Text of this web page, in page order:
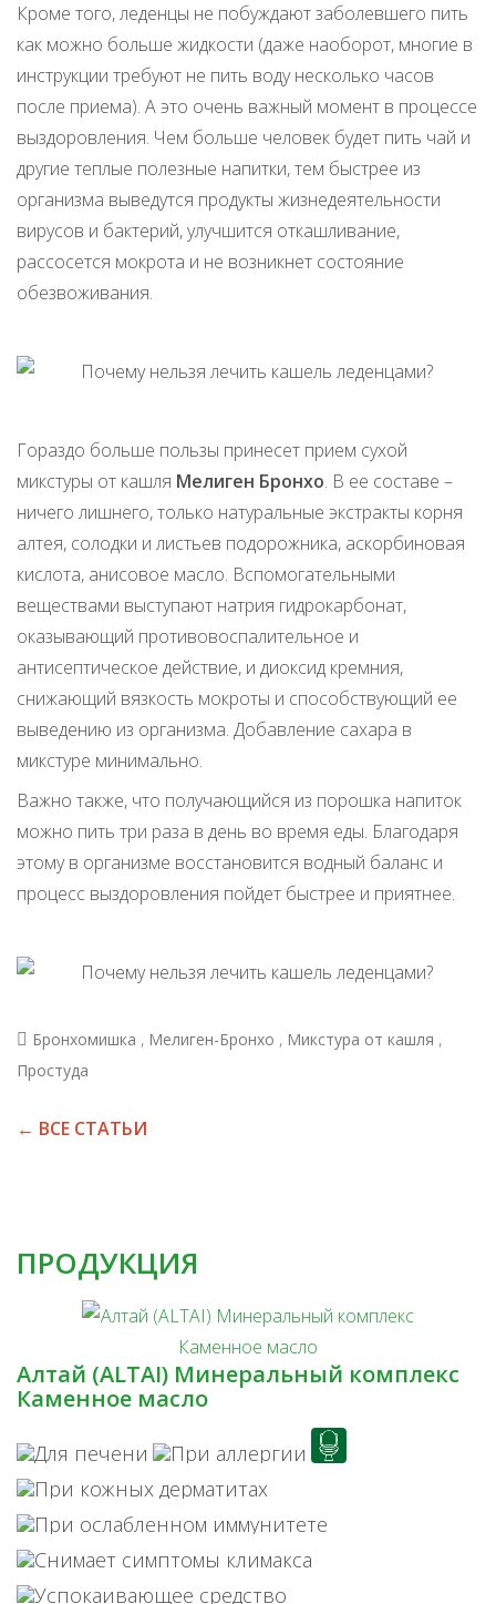
Кроме того, леденцы не побуждают заболевшего пить
как можно больше жидкости (даже наоборот, многие в
инструкции требуют не пить воду несколько часов
после приема). А это очень важный момент в процессе
выздоровления. Чем больше человек будет пить чай и
другие теплые полезные напитки, тем быстрее из
организма выведутся продукты жизнедеятельности
вирусов и бактерий, улучшится откашливание,
рассосется мокрота и не возникнет состояние
обезвоживания.
Гораздо больше пользы принесет прием сухой
микстуры от кашля Мелиген Бронхо. В ее составе –
ничего лишнего, только натуральные экстракты корня
алтея, солодки и листьев подорожника, аскорбиновая
кислота, анисовое масло. Вспомогательными
веществами выступают натрия гидрокарбонат,
оказывающий противовоспалительное и
антисептическое действие, и диоксид кремния,
снижающий вязкость мокроты и способствующий ее
выведению из организма. Добавление сахара в
микстуре минимально.
Важно также, что получающийся из порошка напиток
можно пить три раза в день во время еды. Благодаря
этому в организме восстановится водный баланс и
процесс выздоровления пойдет быстрее и приятнее.
Бронхомишка , Мелиген-Бронхо , Микстура от кашля ,
Простуда
← ВСЕ СТАТЬИ
ПРОДУКЦИЯ
Алтай (ALTAI) Минеральный комплекс
Каменное масло